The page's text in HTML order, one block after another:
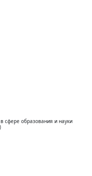
сфере образования и науки